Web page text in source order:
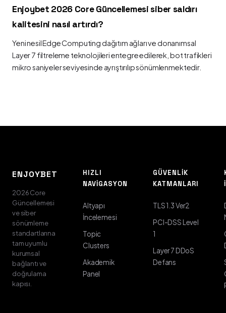
Enjoybet 2026 Core Güncellemesi siber saldırı
kalitesini nasıl artırdı?
Yeni nesil Edge Computing dağıtım ağları ve donanımsal
Layer 7 filtreleme teknolojileri entegre edilerek, bot trafikleri
mikro saniyeler seviyesinde ayrıştırılıp sönümlenmektedir.
ENJOYBET
2026 Core
Güncellemesi
ve siber
sönümleme
standartlarına
tam uyumlu
kurumsal
bağlantı ve
doğrulama
kapısı.
HIZLI
NAVIGASYON
Altyapı
İncelemesi
Topic
Clusters
Akademik
Panel
GÜVENLIK
KATMANLARI
TLS 1.3 Ver2
PCI-DSS Level
1
Layer 7 DDoS
Defans